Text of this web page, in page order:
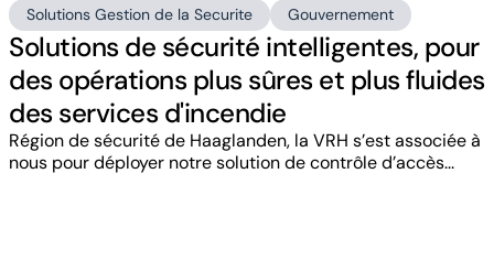
Solutions Gestion de la Securite Gouvernement
Solutions de sécurité intelligentes, pour
des opérations plus sûres et plus fluides
des services d'incendie
Région de sécurité de Haaglanden, la VRH s’est associée à
nous pour déployer notre solution de contrôle d’accès...